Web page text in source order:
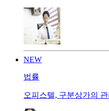
NEW
법률
오피스텔, 구분상가의